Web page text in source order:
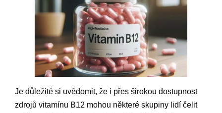
Je důležité si uvědomit, že i přes širokou dostupnost
zdrojů vitamínu B12 mohou některé skupiny lidí čelit